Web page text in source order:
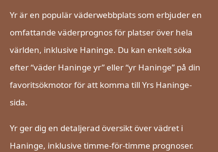
Yr är en populär väderwebbplats som erbjuder en
omfattande väderprognos för platser över hela
världen, inklusive Haninge. Du kan enkelt söka
efter “väder Haninge yr” eller “yr Haninge” på din
favoritsökmotor för att komma till Yrs Haninge-
sida.
Yr ger dig en detaljerad översikt över vädret i
Haninge, inklusive timme-för-timme prognoser.